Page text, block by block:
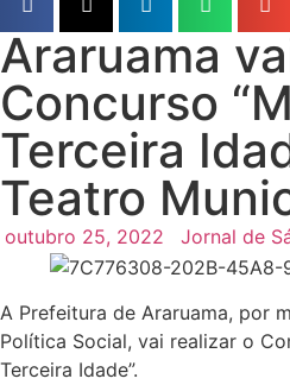
Araruama
Concurso
Terceira
Teatro
outubro 25, 2022 Jornal de
A Prefeitura de Araruama, por
Política Social, vai realizar o
Terceira Idade”.